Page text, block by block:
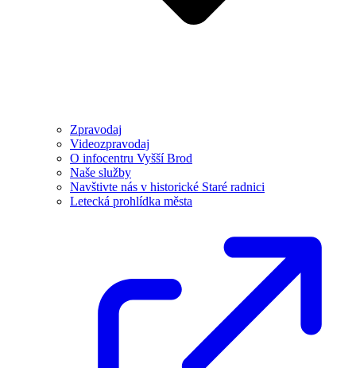
Zpravodaj
Videozpravodaj
O infocentru Vyšší Brod
Naše služby
Navštivte nás v historické Staré radnici
Letecká prohlídka města